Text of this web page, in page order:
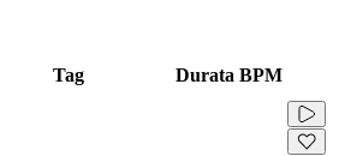
Tag Durata BPM